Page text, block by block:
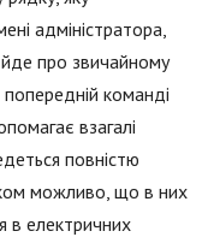
адміністратора,
про звичайному
попередній команді
взагалі
повністю
можливо, що в них
в електричних